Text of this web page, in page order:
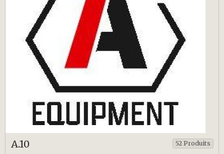
A.10 52 Produits